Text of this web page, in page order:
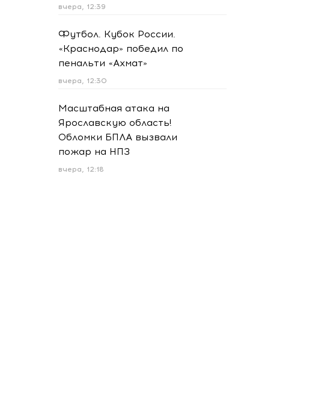
вчера, 12:39
Футбол. Кубок России.
«Краснодар» победил по
пенальти «Ахмат»
вчера, 12:30
Масштабная атака на
Ярославскую область!
Обломки БПЛА вызвали
пожар на НПЗ
вчера, 12:18